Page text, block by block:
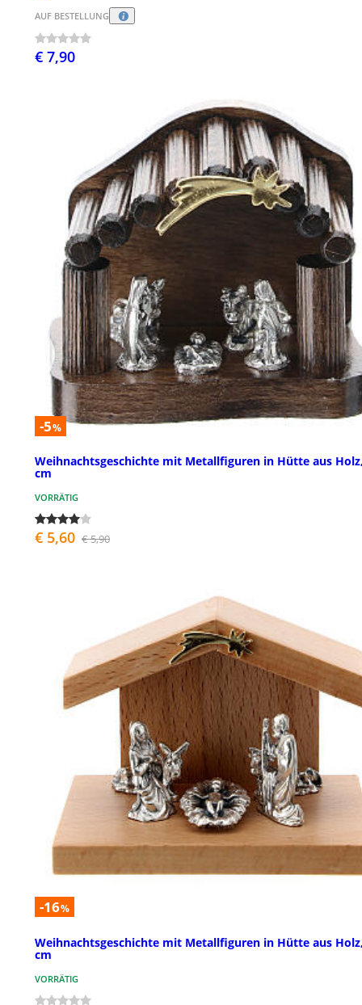
AUF BESTELLUNG
€ 7,90
-5%
Weihnachtsgeschichte mit Metallfiguren in Hütte aus
cm
VORRÄTIG
€ 5,60 € 5,90
-16%
Weihnachtsgeschichte mit Metallfiguren in Hütte aus
cm
VORRÄTIG